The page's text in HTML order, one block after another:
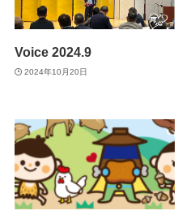
Voice 2024.9
2024年10月20日